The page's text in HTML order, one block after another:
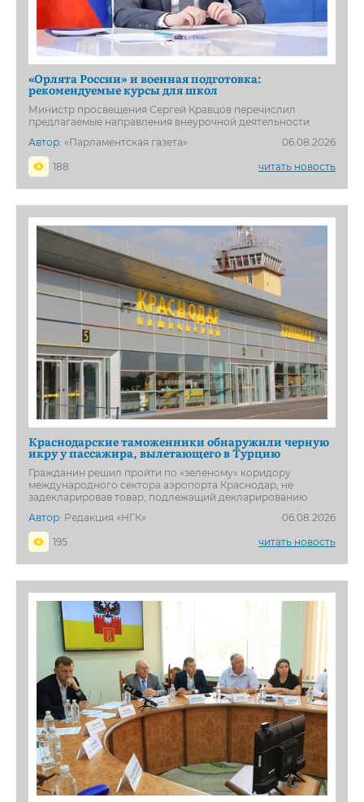
«Орлята России» и военная подготовка:
рекомендуемые курсы для школ
Министр просвещения Сергей Кравцов перечислил
предлагаемые направления внеурочной деятельности
Автор: «Парламентская газета»
06.08.2026
188
читать новость
Краснодарские таможенники обнаружили черную
икру у пассажира, вылетающего в Турцию
Гражданин решил пройти по «зеленому» коридору
международного сектора аэропорта Краснодар, не
задекларировав товар, подлежащий декларированию
Автор: Редакция «НГК»
06.08.2026
195
читать новость